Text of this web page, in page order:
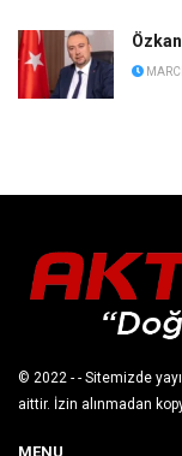
© 2022 - - Sitemizde
aittir. İzin alınmadan
MENU